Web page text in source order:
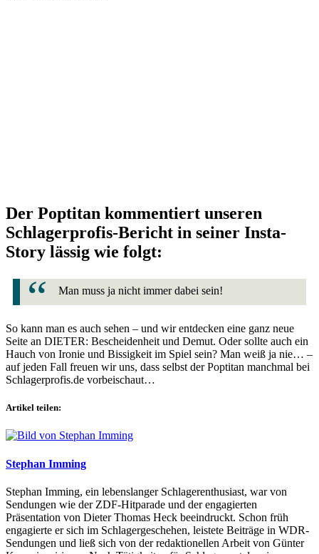
Der Poptitan kommentiert unseren
Schlagerprofis-Bericht in seiner Insta-
Story lässig wie folgt:
Man muss ja nicht immer dabei sein!
So kann man es auch sehen – und wir entdecken eine ganz neue
Seite an DIETER: Bescheidenheit und Demut. Oder sollte auch ein
Hauch von Ironie und Bissigkeit im Spiel sein? Man weiß ja nie… –
auf jeden Fall freuen wir uns, dass selbst der Poptitan manchmal bei
Schlagerprofis.de vorbeischaut…
Artikel teilen:
Stephan Imming
Stephan Imming, ein lebenslanger Schlagerenthusiast, war von
Sendungen wie der ZDF-Hitparade und der engagierten
Präsentation von Dieter Thomas Heck beeindruckt. Schon früh
engagierte er sich im Schlagergeschehen, leistete Beiträge in WDR-
Sendungen und ließ sich von der redaktionellen Arbeit von Günter